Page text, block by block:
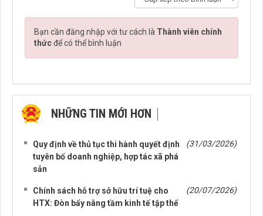
Bạn cần đăng nhập với tư cách là Thành viên chính
thứcđể có thể bình luận
NHỮNG TIN MỚI HƠN
Quy định về thủ tục thi hành quyết định
tuyên bố doanh nghiệp, hợp tác xã phá
sản
(31/03/2026)
Chính sách hỗ trợ sở hữu trí tuệ cho
HTX: Đòn bẩy nâng tầm kinh tế tập thể
(20/07/2026)